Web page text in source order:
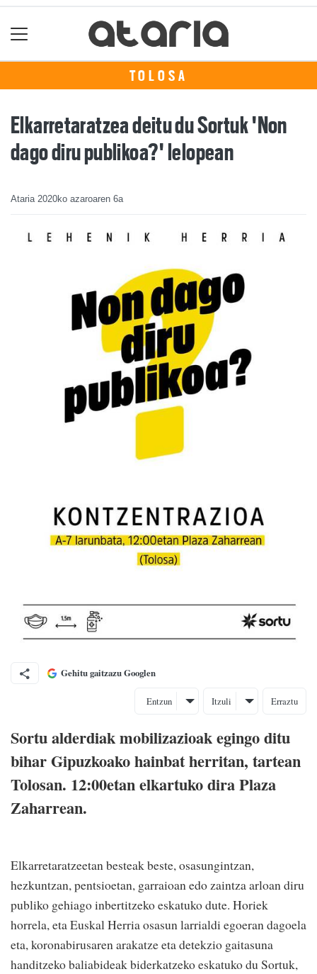
TOLOSA
Elkarretaratzea deitu du Sortuk 'Non
dago diru publikoa?' lelopean
Ataria 2020ko azaroaren 6a
Gehitu gaitzazu Googlen
Entzun Itzuli Erraztu
Sortu alderdiak mobilizazioak egingo ditu
bihar Gipuzkoako hainbat herritan, tartean
Tolosan. 12:00etan elkartuko dira Plaza
Zaharrean.
Elkarretaratzeetan besteak beste, osasungintzan,
hezkuntzan, pentsioetan, garraioan edo zaintza arloan diru
publiko gehiago inbertitzeko eskatuko dute. Horiek
horrela, eta Euskal Herria osasun larrialdi egoeran dagoela
eta, koronabirusaren arakatze eta detekzio gaitasuna
handitzeko baliabideak biderkatzeko eskatuko du Sortuk,